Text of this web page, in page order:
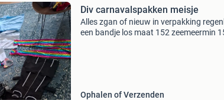
Div carnavalspakken meisje
Alles zgan of nieuw in verpakking
een bandje los maat 152 zeemeermin
Ophalen of Verzenden